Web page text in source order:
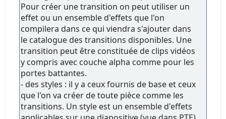
Pour créer une transition on peut utiliser un
effet ou un ensemble d'effets que l'on
compilera dans ce qui viendra s'ajouter dans
le catalogue des transitions disponibles. Une
transition peut être constituée de clips vidéos
y compris avec couche alpha comme pour les
portes battantes.
- des styles : il y a ceux fournis de base et ceux
que l'on va créer de toute pièce comme les
transitions. Un style est un ensemble d'effets